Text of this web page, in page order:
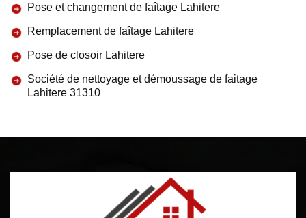
Pose et changement de faîtage Lahitere
Remplacement de faîtage Lahitere
Pose de closoir Lahitere
Société de nettoyage et démoussage de faitage
Lahitere 31310